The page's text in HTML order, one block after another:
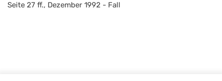
Seite 27 ff., Dezember 1992 - Fall